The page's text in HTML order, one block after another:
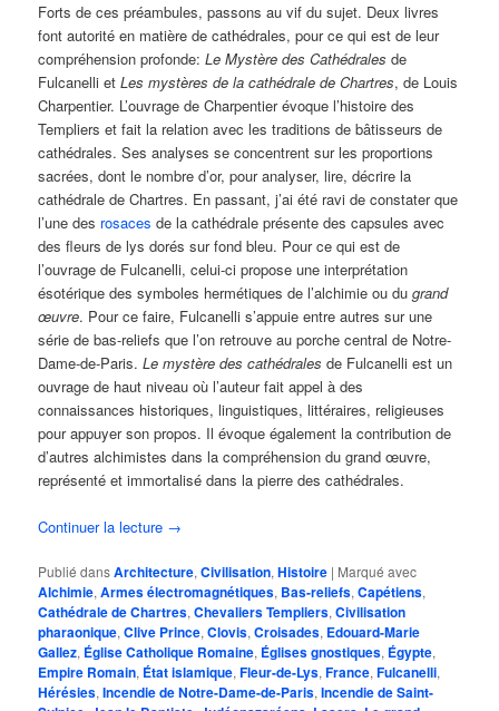
Forts de ces préambules, passons au vif du sujet. Deux livres
font autorité en matière de cathédrales, pour ce qui est de leur
compréhension profonde: Le Mystère des Cathédrales de
Fulcanelli etLes mystères de la cathédrale de Chartres, de Louis
Charpentier. L’ouvrage de Charpentier évoque l’histoire des
Templiers et fait la relation avec les traditions de bâtisseurs de
cathédrales. Ses analyses se concentrent sur les proportions
sacrées, dont le nombre d’or, pour analyser, lire, décrire la
cathédrale de Chartres. En passant, j’ai été ravi de constater que
l’une des rosaces de la cathédrale présente des capsules avec
des fleurs de lys dorés sur fond bleu. Pour ce qui est de
l’ouvrage de Fulcanelli, celui-ci propose une interprétation
ésotérique des symboles hermétiques de l’alchimie ou dugrand
œuvre. Pour ce faire, Fulcanelli s’appuie entre autres sur une
série de bas-reliefs que l’on retrouve au porche central de Notre-
Dame-de-Paris.Le mystère des cathédrales de Fulcanelli est un
ouvrage de haut niveau où l’auteur fait appel à des
connaissances historiques, linguistiques, littéraires, religieuses
pour appuyer son propos. Il évoque également la contribution de
d’autres alchimistes dans la compréhension du grand œuvre,
représenté et immortalisé dans la pierre des cathédrales.
Continuer la lecture →
Publié dansArchitecture,Civilisation,Histoire | Marqué avec
Alchimie,Armes électromagnétiques, Bas-reliefs,Capétiens,
Cathédrale de Chartres,Chevaliers Templiers,Civilisation
pharaonique,Clive Prince,Clovis,Croisades, Edouard-Marie
Gallez, Église Catholique Romaine, Églises gnostiques, Égypte,
Empire Romain, État islamique,Fleur-de-Lys,France,Fulcanelli,
Hérésies,Incendie de Notre-Dame-de-Paris,Incendie de Saint-